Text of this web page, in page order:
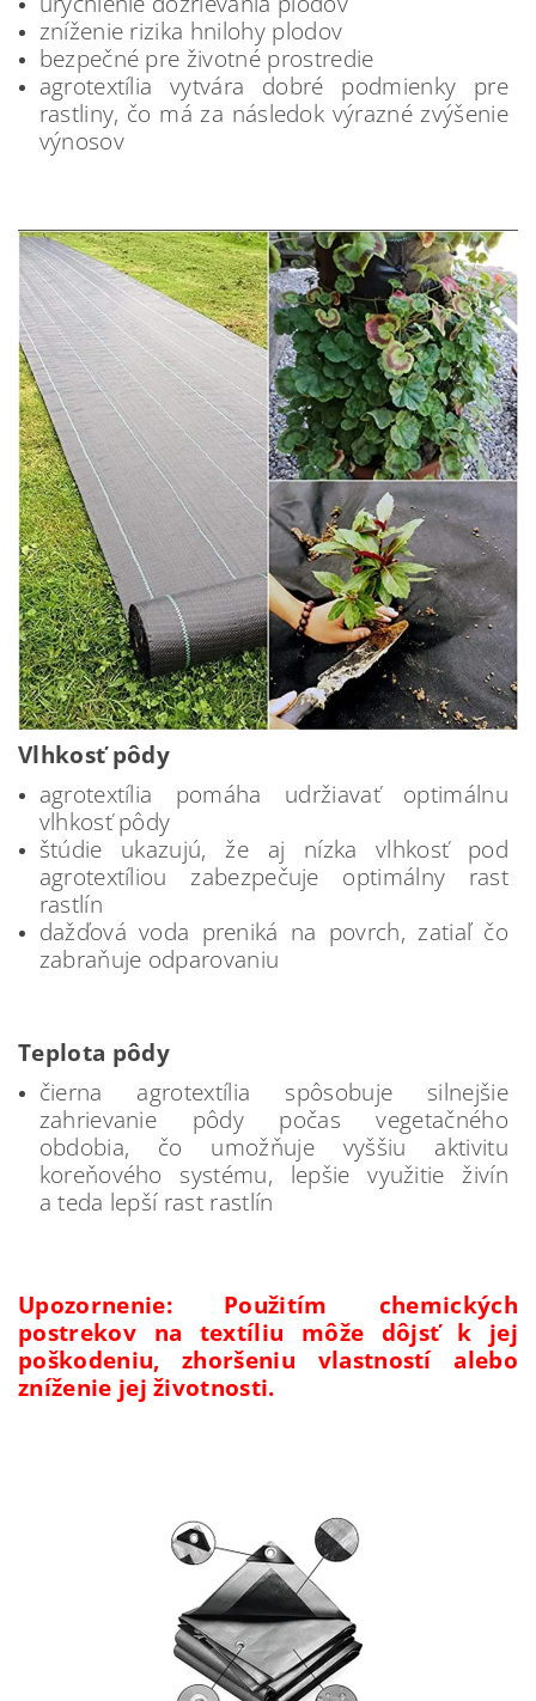
zníženie rizika hnilohy plodov
bezpečné pre životné prostredie
agrotextília vytvára dobré podmienky pre
rastliny, čo má za následok výrazné zvýšenie
výnosov
Vlhkosť pôdy
agrotextília pomáha udržiavať optimálnu
vlhkosť pôdy
štúdie ukazujú, že aj nízka vlhkosť pod
agrotextíliou zabezpečuje optimálny rast
rastlín
dažďová voda preniká na povrch, zatiaľ čo
zabraňuje odparovaniu
Teplota pôdy
čierna agrotextília spôsobuje silnejšie
zahrievanie pôdy počas vegetačného
obdobia, čo umožňuje vyššiu aktivitu
koreňového systému, lepšie využitie živín
a teda lepší rast rastlín
Upozornenie: Použitím chemických
postrekov na textíliu môže dôjsť k jej
poškodeniu, zhoršeniu vlastností alebo
zníženie jej životnosti.